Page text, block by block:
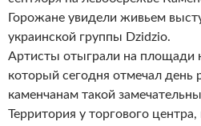
Горожане увидели живьем
украинской группы Dzidzio.
Артисты отыграли на площади
который сегодня отмечал день
каменчанам такой
Территория у торгового